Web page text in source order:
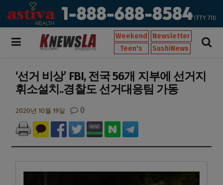
Weekend
Newsletter
Teen's
SushiNews
‘선거 비상’ FBI, 전국 56개 지부에 선거지
휘소설치..경찰도 선거대응팀 가동
2020년 10월 19일 0